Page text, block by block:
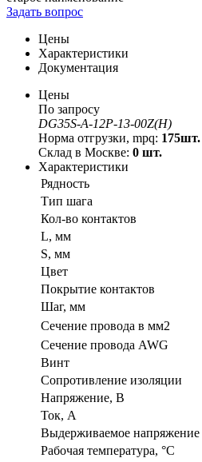
Задать вопрос
Цены
Характеристики
Документация
Цены
По запросу
DG35S-A-12P-13-00Z(H)
Норма отгрузки, mpq: 175шт.
Склад в Москве: 0 шт.
Характеристики
Рядность
Тип шага
Кол-во контактов
L, мм
S, мм
Цвет
Покрытие контактов
Шаг, мм
Сечение провода в мм2
Сечение провода AWG
Винт
Сопротивление изоляции
Напряжение, В
Ток, А
Выдерживаемое напряжение
Рабочая температура, °C